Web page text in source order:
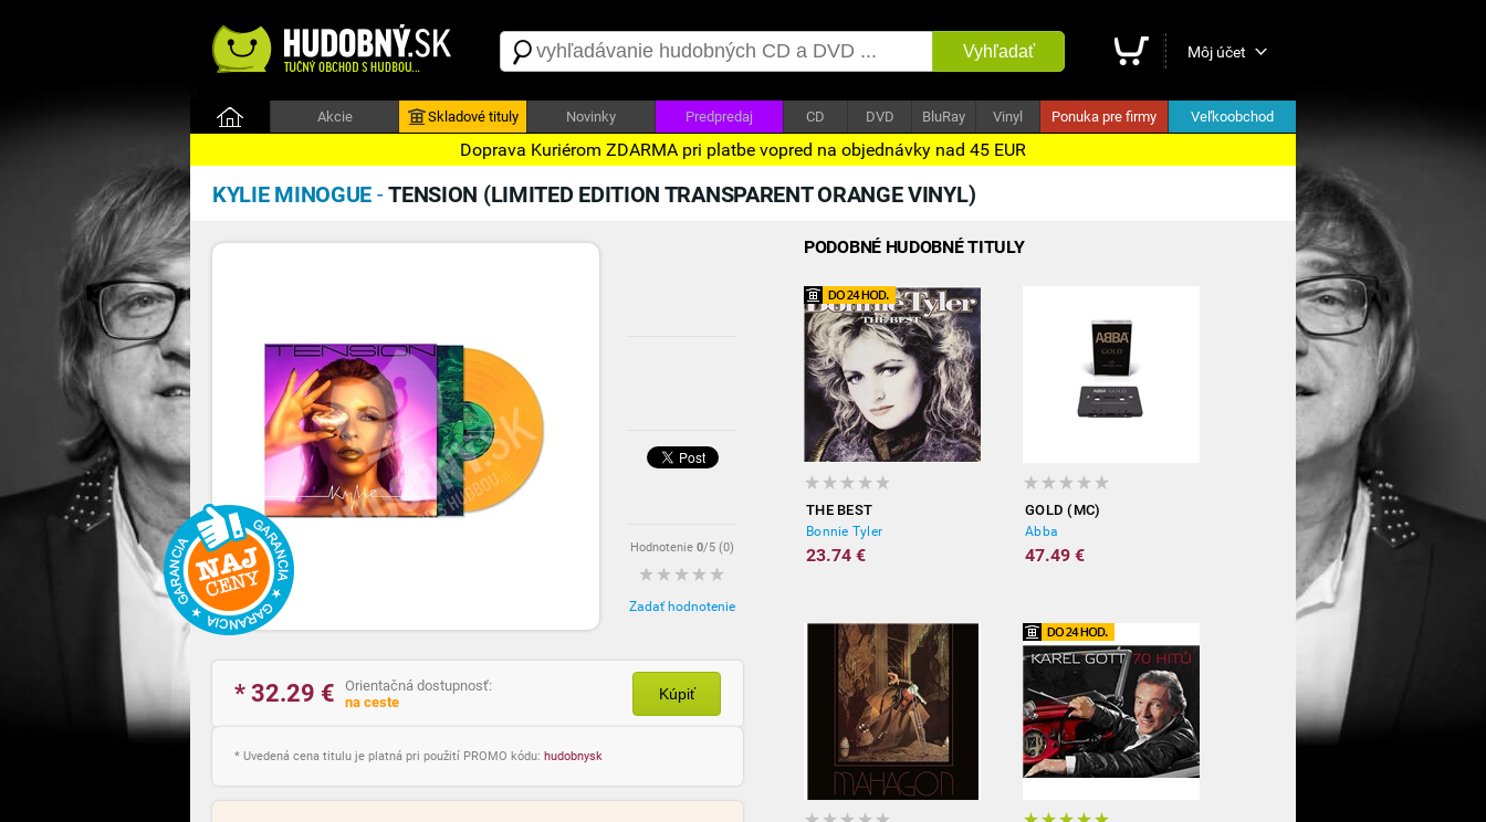
Vyhľadať Môj účet
Akcie Skladové tituly Novinky Predpredaj CD DVD BluRay Vinyl Ponuka pre firmy Veľkoobchod
Doprava Kuriérom ZDARMA pri platbe vopred na objednávky nad 45 EUR
KYLIE MINOGUE -TENSION (LIMITED EDITION TRANSPARENT ORANGE VINYL)
Hodnotenie 0/5 (0)
Zadať hodnotenie
* 32.29 €
Orientačná dostupnosť:
na ceste
Kúpiť
* Uvedená cena titulu je platná pri použití PROMO kódu: hudobnysk
PODOBNÉ HUDOBNÉ TITULY
THE BEST
Bonnie Tyler
23.74 €
GOLD (MC)
Abba
47.49 €